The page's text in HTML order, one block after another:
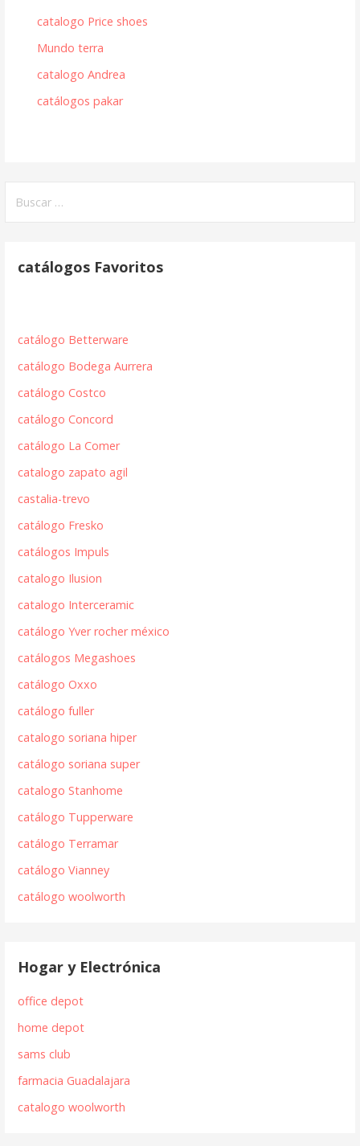
catalogo Price shoes
Mundo terra
catalogo Andrea
catálogos pakar
catálogos Favoritos
catálogo Betterware
catálogo Bodega Aurrera
catálogo Costco
catálogo Concord
catálogo La Comer
catalogo zapato agil
castalia-trevo
catálogo Fresko
catálogos Impuls
catalogo Ilusion
catalogo Interceramic
catálogo Yver rocher méxico
catálogos Megashoes
catálogo Oxxo
catálogo fuller
catalogo soriana hiper
catálogo soriana super
catalogo Stanhome
catálogo Tupperware
catálogo Terramar
catálogo Vianney
catálogo woolworth
Hogar y Electrónica
office depot
home depot
sams club
farmacia Guadalajara
catalogo woolworth